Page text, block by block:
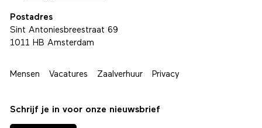
Postadres
Sint Antoniesbreestraat 69
1011 HB Amsterdam
Mensen Vacatures Zaalverhuur Privacy
Schrijf je in voor onze nieuwsbrief